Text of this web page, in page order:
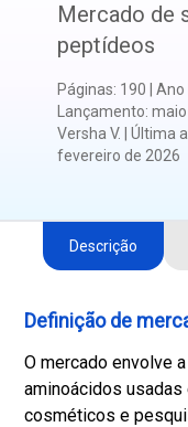
Mercado de
peptídeos
Páginas: 190 Ano
Lançamento:
Versha V.
Última
fevereiro de 2026
Descrição
Definição de
O mercado envolve
aminoácidos
cosméticos e